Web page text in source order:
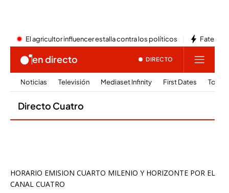
HORARIO EMISION CUARTO MILENIO Y HORIZONTE POR EL
CANAL CUATRO